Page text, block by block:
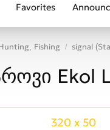
Favorites
Fishing signal
Ekol
320 x 50